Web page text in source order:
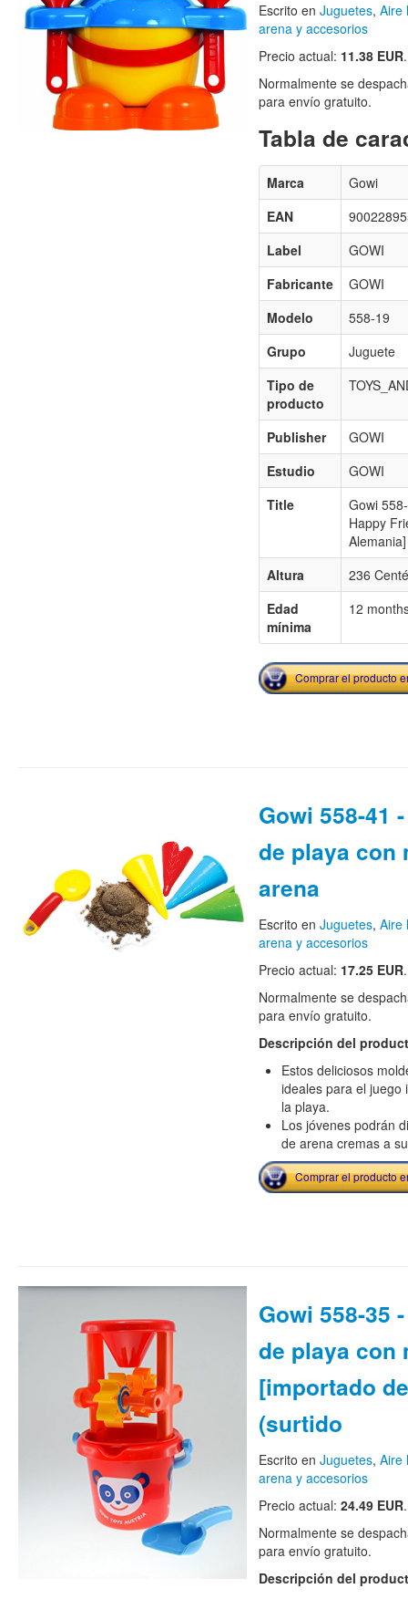
Escrito en Juguetes, Aire
arena y accesorios
Precio actual: 11.38 EUR.
Normalmente se
para envío gratuito.
Tabla de
Marca
Gowi
EAN
Label
GOWI
Fabricante
GOWI
Modelo
558-19
Grupo
Juguete
Tipo de
producto
Publisher
GOWI
Estudio
GOWI
Title
Gowi
Happy
Alemania]
Altura
236
Edad
mínima
12
Comprar el producto
Gowi 558-41
de playa con
arena
Escrito en Juguetes, Aire
arena y accesorios
Precio actual: 17.25 EUR.
Normalmente se
para envío gratuito.
Descripción del
Estos deliciosos
ideales para el juego
la playa.
Los jóvenes podrán
de arena cremas a
Comprar el producto
Gowi 558-35
de playa con
[importado
(surtido
Escrito en Juguetes, Aire
arena y accesorios
Precio actual: 24.49 EUR.
Normalmente se
para envío gratuito.
Descripción del